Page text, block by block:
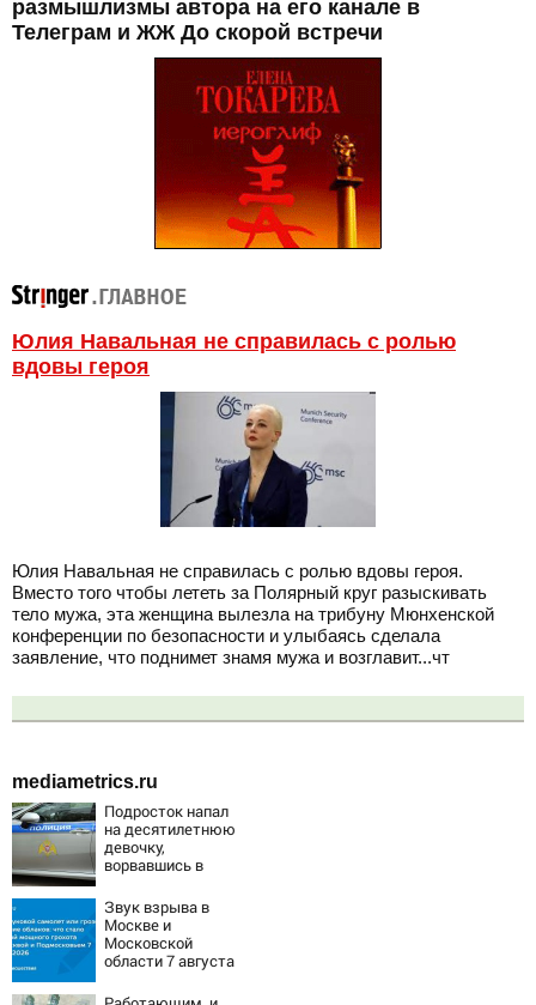
размышлизмы автора на его канале в
Телеграм и ЖЖ До скорой встречи
Юлия Навальная не справилась с ролью
вдовы героя
Юлия Навальная не справилась с ролью вдовы героя.
Вместо того чтобы лететь за Полярный круг разыскивать
тело мужа, эта женщина вылезла на трибуну Мюнхенской
конференции по безопасности и улыбаясь сделала
заявление, что поднимет знамя мужа и возглавит...чт
mediametrics.ru
Подросток напал
на десятилетнюю
девочку,
ворвавшись в
Звук взрыва в
Москве и
Московской
области 7 августа
Причины,